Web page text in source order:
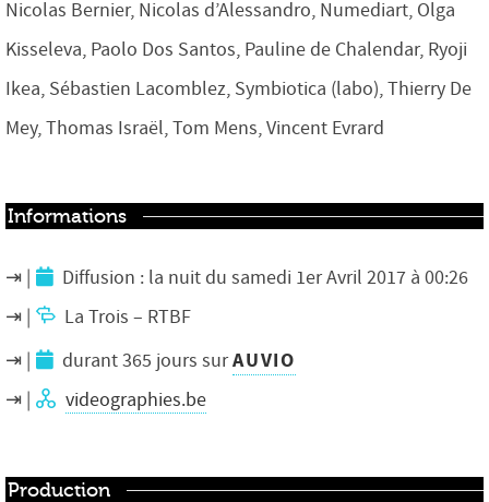
Nicolas Bernier, Nicolas d’Alessandro, Numediart, Olga
Kisseleva, Paolo Dos Santos, Pauline de Chalendar, Ryoji
Ikea, Sébastien Lacomblez, Symbiotica (labo), Thierry De
Mey, Thomas Israël, Tom Mens, Vincent Evrard
Informations
Diffusion : la nuit du samedi 1er Avril 2017 à 00:26
La Trois – RTBF
durant 365 jours surAUVIO
videographies.be
Production